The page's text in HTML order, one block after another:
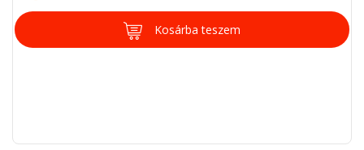
Kosárba teszem